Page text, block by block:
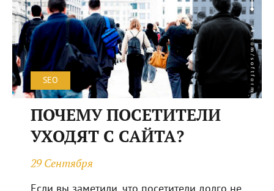
SEO
ПОЧЕМУ ПОСЕТИТЕЛИ
УХОДЯТ С САЙТА?
29 Сентября